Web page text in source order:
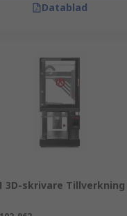
Datablad
3D-skrivare